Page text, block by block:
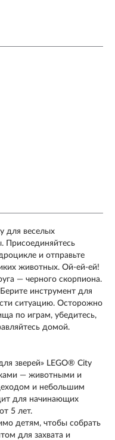
для веселых
Присоединяйтесь
и отправьте
животных. Ой-ей-ей!
— черного скорпиона.
инструмент для
ситуацию. Осторожно
по играм, убедитесь,
домой.
зверей» LEGO® City
— животными и
и небольшим
для начинающих
5 лет.
детям, чтобы собрать
для захвата и